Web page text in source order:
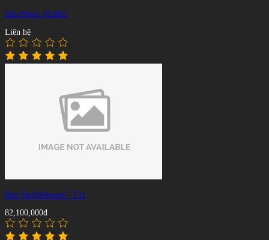
Bàn Poker SGB02
Liên hệ
Bàn Shuffleboard - T11
82,100,000đ